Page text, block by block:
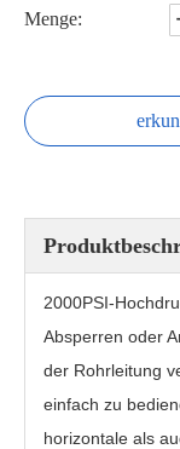
Menge:
2000PSI-
Absperren oder
der Rohrleitung
einfach zu
horizontale als